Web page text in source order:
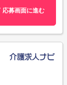
応募画面に進む